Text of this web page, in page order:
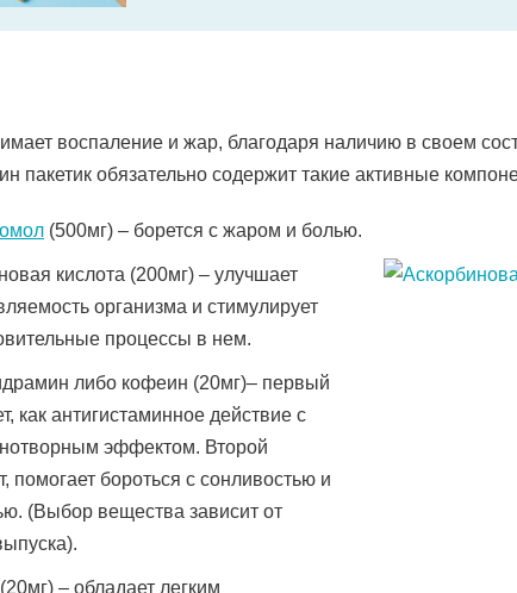
воспаление и жар, благодаря наличию в своем
пакетик обязательно содержит такие активные
(500мг) – борется с жаром и болью.
кислота (200мг) – улучшает
организма и стимулирует
процессы в нем.
либо кофеин (20мг)– первый
как антигистаминное действие с
эффектом. Второй
помогает бороться с сонливостью и
(Выбор вещества зависит от
– обладает легким